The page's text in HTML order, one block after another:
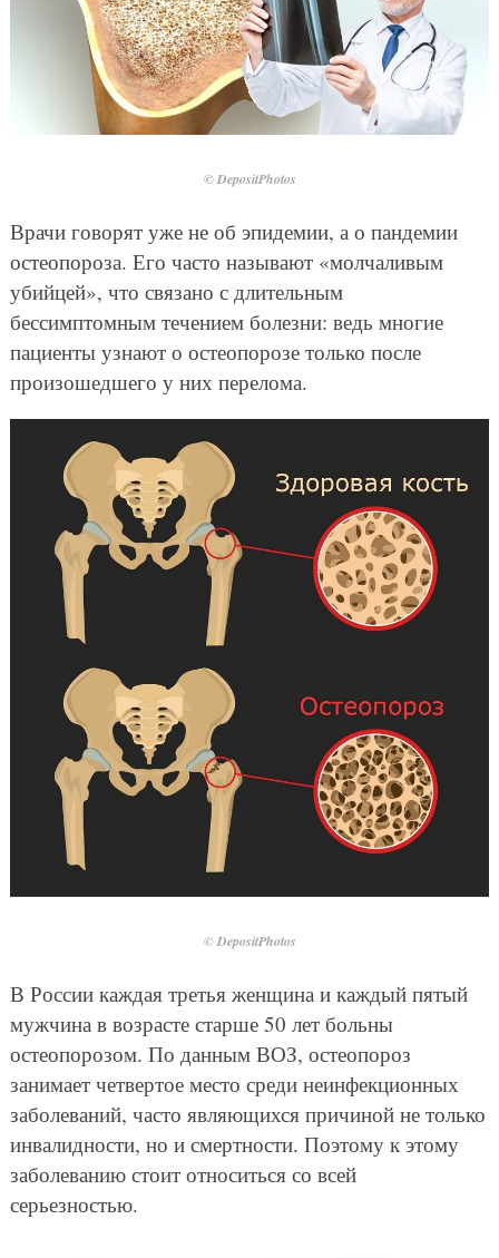
© DepositPhotos
Врачи говорят уже не об эпидемии, а о пандемии
остеопороза. Его часто называют «молчаливым
убийцей», что связано с длительным
бессимптомным течением болезни: ведь многие
пациенты узнают о остеопорозе только после
произошедшего у них перелома.
© DepositPhotos
В России каждая третья женщина и каждый пятый
мужчина в возрасте старше 50 лет больны
остеопорозом. По данным ВОЗ, остеопороз
занимает четвертое место среди неинфекционных
заболеваний, часто являющихся причиной не только
инвалидности, но и смертности. Поэтому к этому
заболеванию стоит относиться со всей
серьезностью.